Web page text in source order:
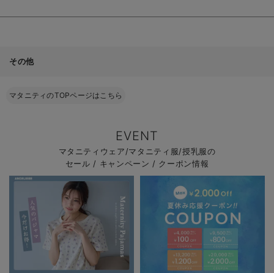
その他
マタニティのTOPページはこちら
EVENT
マタニティウェア/マタニティ服/授乳服の
セール / キャンペーン / クーポン情報